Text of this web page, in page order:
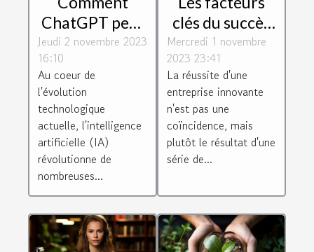
ChatGPT peut
dynamiser
votre relation
client
Jeudi 2 novembre 2023
16:10
Au coeur de
l'évolution
technologique
actuelle, l'intelligence
artificielle (IA)
révolutionne de
nombreuses...
clés du succès
des entreprises
innovantes
Mercredi 1 novembre
2023 23:41
La réussite d'une
entreprise innovante
n'est pas une
coïncidence, mais
plutôt le résultat d'une
série de...